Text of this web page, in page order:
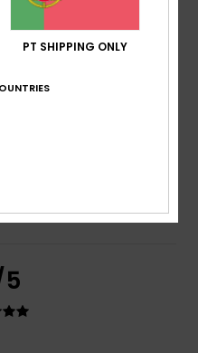
PT SHIPPING ONLY